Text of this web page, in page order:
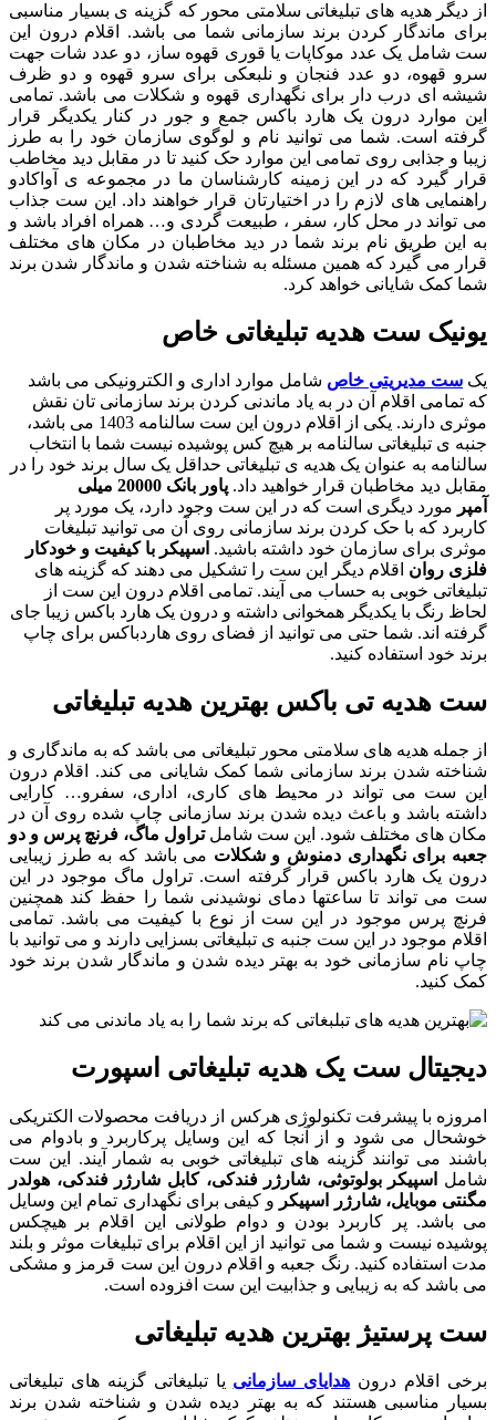
از دیگر هدیه های تبلیغاتی سلامتی محور که گزینه ی بسیار مناسبی
برای ماندگار کردن برند سازمانی شما می باشد. اقلام درون این
ست شامل یک عدد موکاپات یا قوری قهوه ساز، دو عدد شات جهت
سرو قهوه، دو عدد فنجان و نلبعکی برای سرو قهوه و دو ظرف
شیشه ای درب دار برای نگهداری قهوه و شکلات می باشد. تمامی
این موارد درون یک هارد باکس جمع و جور در کنار یکدیگر قرار
گرفته است. شما می توانید نام و لوگوی سازمان خود را به طرز
زیبا و جذابی روی تمامی این موارد حک کنید تا در مقابل دید مخاطب
قرار گیرد که در این زمینه کارشناسان ما در مجموعه ی آواکادو
راهنمایی های لازم را در اختیارتان قرار خواهند داد. این ست جذاب
می تواند در محل کار، سفر ، طبیعت گردی و… همراه افراد باشد و
به این طریق نام برند شما در دید مخاطبان در مکان های مختلف
قرار می گیرد که همین مسئله به شناخته شدن و ماندگار شدن برند
شما کمک شایانی خواهد کرد.
یونیک ست هدیه تبلیغاتی خاص
یک ست مدیریتی خاص شامل موارد اداری و الکترونیکی می باشد
که تمامی اقلام آن در به یاد ماندنی کردن برند سازمانی تان نقش
موثری دارند. یکی از اقلام درون این ست سالنامه 1403 می باشد،
جنبه ی تبلیغاتی سالنامه بر هیچ کس پوشیده نیست شما با انتخاب
سالنامه به عنوان یک هدیه ی تبلیغاتی حداقل یک سال برند خود را در
مقابل دید مخاطبان قرار خواهید داد. پاور بانک 20000
میلی
آمپر مورد دیگری است که در این ست وجود دارد، یک مورد پر
کاربرد که با حک کردن برند سازمانی روی آن می توانید تبلیغات
موثری برای سازمان خود داشته باشید. اسپیکر با کیفیت و خودکار
فلزی روان اقلام دیگر این ست را تشکیل می دهند که گزینه های
تبلیغاتی خوبی به حساب می آیند. تمامی اقلام درون این ست از
لحاظ رنگ با یکدیگر همخوانی داشته و درون یک هارد باکس زیبا جای
گرفته اند. شما حتی می توانید از فضای روی هاردباکس برای چاپ
برند خود استفاده کنید.
ست هدیه تی باکس بهترین هدیه تبلیغاتی
از جمله هدیه های سلامتی محور تبلیغاتی می باشد که به ماندگاری و
شناخته شدن برند سازمانی شما کمک شایانی می کند. اقلام درون
این ست می تواند در محیط های کاری، اداری، سفرو… کارایی
داشته باشد و باعث دیده شدن برند سازمانی چاپ شده روی آن در
مکان های مختلف شود. این ست شامل تراول ماگ، فرنچ پرس و دو
جعبه برای نگهداری دمنوش و شکلات می باشد که به طرز زیبایی
درون یک هارد باکس قرار گرفته است. تراول ماگ موجود در این
ست می تواند تا ساعتها دمای نوشیدنی شما را حفظ کند همچنین
فرنچ پرس موجود در این ست از نوع با کیفیت می باشد. تمامی
اقلام موجود در این ست جنبه ی تبلیغاتی بسزایی دارند و می توانید با
چاپ نام سازمانی خود به بهتر دیده شدن و ماندگار شدن برند خود
کمک کنید.
دیجیتال ست یک هدیه تبلیغاتی اسپورت
امروزه با پیشرفت تکنولوژی هرکس از دریافت محصولات الکتریکی
خوشحال می شود و از آنجا که این وسایل پرکاربرد و بادوام می
باشند می توانند گزینه های تبلیغاتی خوبی به شمار آیند. این ست
شامل اسپیکر بولوتوثی، شارژر فندکی، کابل شارژر فندکی، هولدر
مگنتی موبایل، شارژر اسپیکر و کیفی برای نگهداری تمام این وسایل
می باشد. پر کاربرد بودن و دوام طولانی این اقلام بر هیچکس
پوشیده نیست و شما می توانید از این اقلام برای تبلیغات موثر و بلند
مدت استفاده کنید. رنگ جعبه و اقلام درون این ست قرمز و مشکی
می باشد که به زیبایی و جذابیت این ست افزوده است.
ست پرستیژ بهترین هدیه تبلیغاتی
برخی اقلام درون هدایای سازمانی یا تبلیغاتی گزینه های تبلیغاتی
بسیار مناسبی هستند که به بهتر دیده شدن و شناخته شدن برند